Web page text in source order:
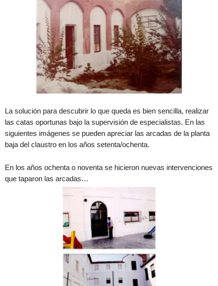
La solución para descubrir lo que queda es bien sencilla, realizar
las catas oportunas bajo la supervisión de especialistas. En las
siguientes imágenes se pueden apreciar las arcadas de la planta
baja del claustro en los años setenta/ochenta.
En los años ochenta o noventa se hicieron nuevas intervenciones
que taparon las arcadas…